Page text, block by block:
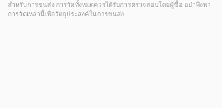
สำหรับการขนส่ง การวัดทั้งหมดควรได้รับการตรวจสอบโดยผู้ซื้อ อย่าพึ่งพา
การวัดเหล่านี้เพื่อวัตถุประสงค์ในการขนส่ง